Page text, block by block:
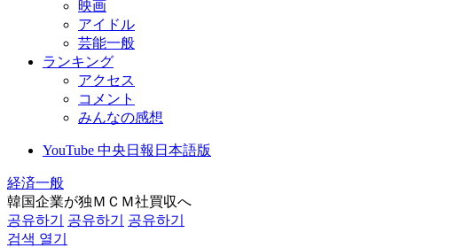
映画
アイドル
芸能一般
ランキング
アクセス
コメント
みんなの感想
YouTube 中央日報日本語版
経済一般
韓国企業が独ＭＣＭ社買収へ
공유하기
공유하기
공유하기
검색 열기